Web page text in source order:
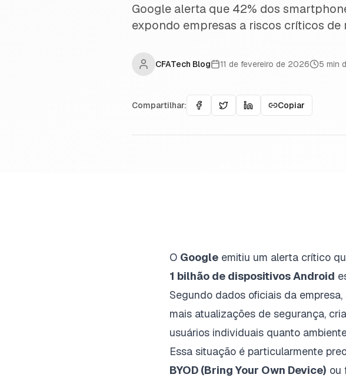
Google alerta que 42% dos
expondo empresas a riscos críticos de
CFATech Blog 11 de fevereiro de 2026 5 min
Compartilhar: Copiar
O Google emitiu um alerta crítico
1 bilhão de dispositivos Android
Segundo dados oficiais da empresa,
mais atualizações de segurança,
usuários individuais quanto
Essa situação é particularmente
BYOD (Bring Your Own Device) ou